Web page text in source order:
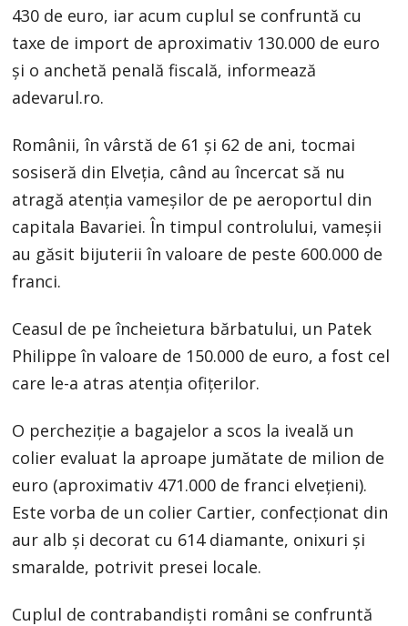
430 de euro, iar acum cuplul se confruntă cu
taxe de import de aproximativ 130.000 de euro
și o anchetă penală fiscală, informează
adevarul.ro.
Românii, în vârstă de 61 și 62 de ani, tocmai
sosiseră din Elveția, când au încercat să nu
atragă atenția vameșilor de pe aeroportul din
capitala Bavariei. În timpul controlului, vameșii
au găsit bijuterii în valoare de peste 600.000 de
franci.
Ceasul de pe încheietura bărbatului, un Patek
Philippe în valoare de 150.000 de euro, a fost cel
care le-a atras atenția ofițerilor.
O percheziție a bagajelor a scos la iveală un
colier evaluat la aproape jumătate de milion de
euro (aproximativ 471.000 de franci elvețieni).
Este vorba de un colier Cartier, confecționat din
aur alb și decorat cu 614 diamante, onixuri și
smaralde, potrivit presei locale.
Cuplul de contrabandiști români se confruntă